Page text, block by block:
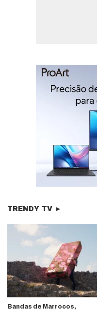
TRENDY TV ►
Bandas de Marrocos,